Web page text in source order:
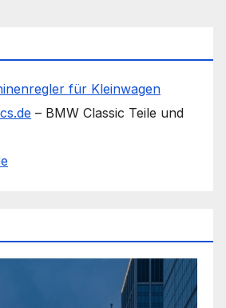
für Kleinwagen
– BMW Classic Teile und